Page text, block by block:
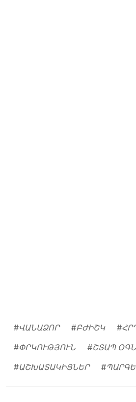
#ՎԱՆԱՁՈՐ #ԲԺԻՇԿ #
#ՓՐԿՈՒԹՅՈՒՆ #ՇՏԱՊ
#ԱՇԽԱՏԱԿԻՑՆԵՐ #